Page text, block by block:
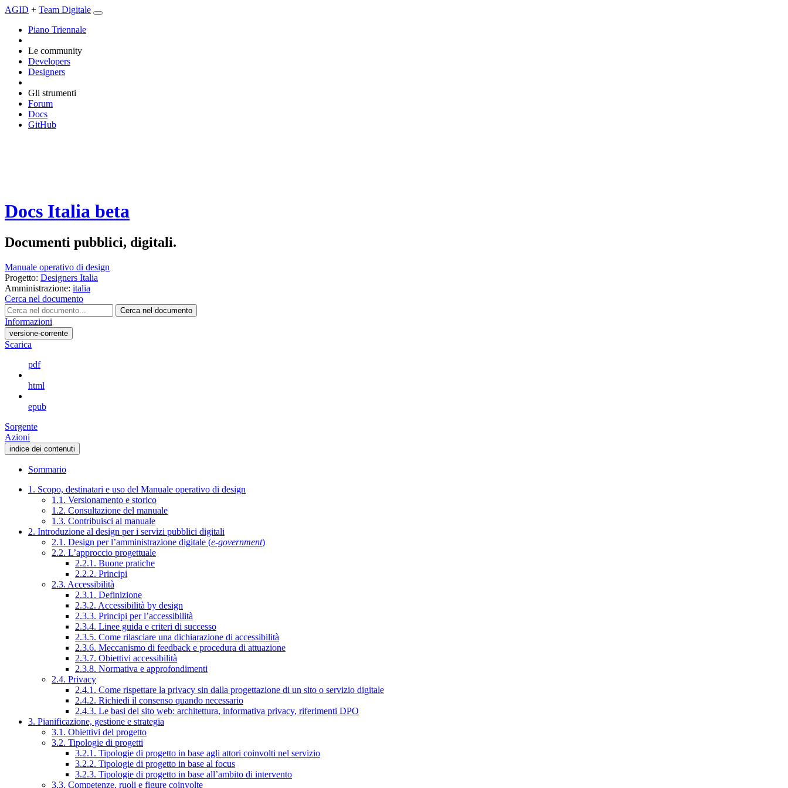
AGID + Team Digitale
Piano Triennale
Le community
Developers
Designers
Gli strumenti
Forum
Docs
GitHub
Docs Italia beta
Documenti pubblici, digitali.
Manuale operativo di design
Progetto: Designers Italia
Amministrazione: italia
Cerca nel documento
Cerca nel documento
Informazioni
versione-corrente
Scarica
pdf
html
epub
Sorgente
Azioni
indice dei contenuti
Sommario
1. Scopo, destinatari e uso del Manuale operativo di design
1.1. Versionamento e storico
1.2. Consultazione del manuale
1.3. Contribuisci al manuale
2. Introduzione al design per i servizi pubblici digitali
2.1. Design per l’amministrazione digitale (e-government)
2.2. L’approccio progettuale
2.2.1. Buone pratiche
2.2.2. Principi
2.3. Accessibilità
2.3.1. Definizione
2.3.2. Accessibilità by design
2.3.3. Principi per l’accessibilità
2.3.4. Linee guida e criteri di successo
2.3.5. Come rilasciare una dichiarazione di accessibilità
2.3.6. Meccanismo di feedback e procedura di attuazione
2.3.7. Obiettivi accessibilità
2.3.8. Normativa e approfondimenti
2.4. Privacy
2.4.1. Come rispettare la privacy sin dalla progettazione di un sito o servizio digitale
2.4.2. Richiedi il consenso quando necessario
2.4.3. Le basi del sito web: architettura, informativa privacy, riferimenti DPO
3. Pianificazione, gestione e strategia
3.1. Obiettivi del progetto
3.2. Tipologie di progetti
3.2.1. Tipologie di progetto in base agli attori coinvolti nel servizio
3.2.2. Tipologie di progetto in base al focus
3.2.3. Tipologie di progetto in base all’ambito di intervento
3.3. Competenze, ruoli e figure coinvolte